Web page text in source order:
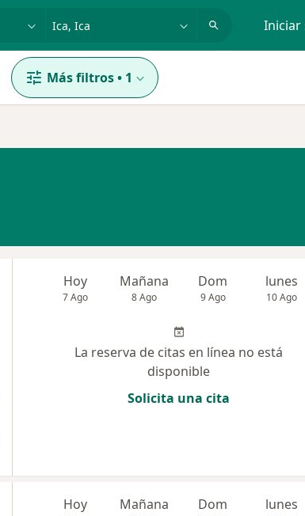
Iniciar
Más filtros• 1
Hoy
7 Ago
Mañana
8 Ago
Dom
9 Ago
lunes
10 Ago
La reserva de citas en línea no está
disponible
Solicita una cita
Hoy Mañana Dom lunes